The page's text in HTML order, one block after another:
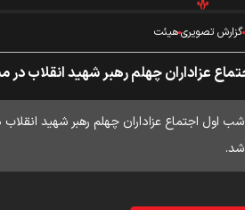
گزارش تصویریهیئت
عزاداران چهلم رهبر شهید انقلاب
شب اول اجتماع عزاداران چهلم رهبر شهید
شد.